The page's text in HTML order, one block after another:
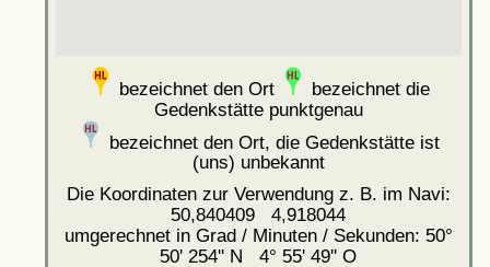
bezeichnet den Ort
bezeichnet die
Gedenkstätte punktgenau
bezeichnet den Ort, die Gedenkstätte ist
(uns) unbekannt
Die Koordinaten zur Verwendung z. B. im Navi:
50,840409 4,918044
umgerechnet in Grad / Minuten / Sekunden: 50°
50' 254'' N 4° 55' 49'' O